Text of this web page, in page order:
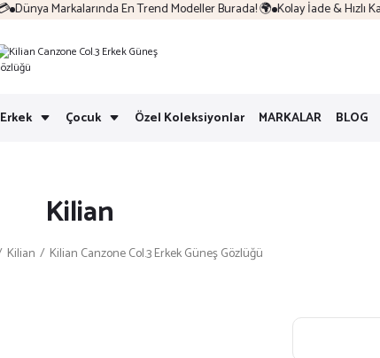
Dünya Markalarında En Trend Modeller Burada! 🌍 Kolay İade & Hızlı
Erkek Çocuk Özel Koleksiyonlar MARKALAR BLOG
Kilian
Kilian Kilian Canzone Col.3 Erkek Güneş Gözlüğü